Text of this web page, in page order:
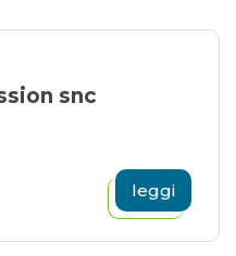
snc
leggi